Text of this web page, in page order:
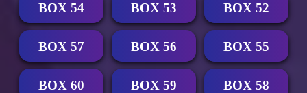
BOX 52
BOX 53
BOX 54
BOX 55
BOX 56
BOX 57
BOX 58
BOX 59
BOX 60